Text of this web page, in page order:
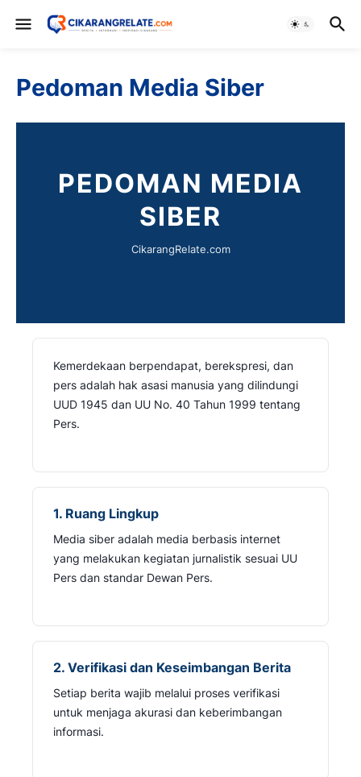
Pedoman Media Siber
PEDOMAN MEDIA
SIBER
CikarangRelate.com
Kemerdekaan berpendapat, berekspresi, dan
pers adalah hak asasi manusia yang dilindungi
UUD 1945 dan UU No. 40 Tahun 1999 tentang
Pers.
1. Ruang Lingkup
Media siber adalah media berbasis internet
yang melakukan kegiatan jurnalistik sesuai UU
Pers dan standar Dewan Pers.
2. Verifikasi dan Keseimbangan Berita
Setiap berita wajib melalui proses verifikasi
untuk menjaga akurasi dan keberimbangan
informasi.